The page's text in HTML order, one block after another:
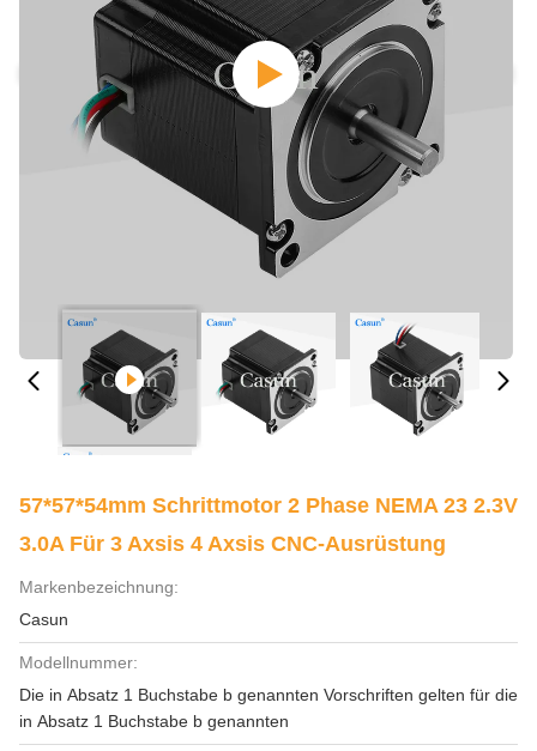
57*57*54mm Schrittmotor 2 Phase NEMA 23 2.3V
3.0A Für 3 Axsis 4 Axsis CNC-Ausrüstung
Markenbezeichnung:
Casun
Modellnummer:
Die in Absatz 1 Buchstabe b genannten Vorschriften gelten für die
in Absatz 1 Buchstabe b genannten